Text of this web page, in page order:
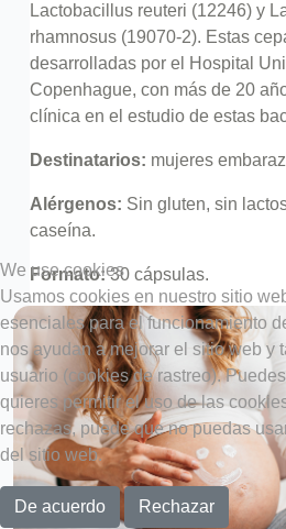
Lactobacillus reuteri (12246) y
rhamnosus (19070-2). Estas
desarrolladas por el Hospital
Copenhague, con más de 20
clínica en el estudio de estas
Destinatarios: mujeres
Alérgenos: Sin gluten, sin
caseína.
Formato:30 cápsulas.
We use cookies
Usamos cookies en nuestro sitio
esenciales para el funcionamiento
nos ayudan a mejorar el sitio web y
usuario (cookies de rastreo).
quieres permitir el uso de las
rechazas, puede que no puedas
del sitio web.
De acuerdo
Rechazar